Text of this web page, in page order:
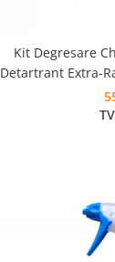
Kit Degresare
Detartrant Extra-